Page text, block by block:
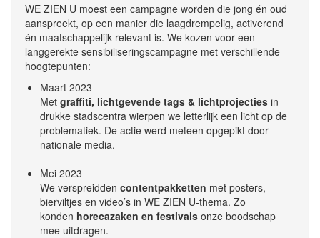
WE ZIEN U moest een campagne worden die jong én oud
aanspreekt, op een manier die laagdrempelig, activerend
én maatschappelijk relevant is. We kozen voor een
langgerekte sensibiliseringscampagne met verschillende
hoogtepunten:
Maart 2023
Met graffiti, lichtgevende tags & lichtprojecties in
drukke stadscentra wierpen we letterlijk een licht op de
problematiek. De actie werd meteen opgepikt door
nationale media.
Mei 2023
We verspreidden contentpakketten met posters,
bierviltjes en video’s in WE ZIEN U-thema. Zo
konden horecazaken en festivals onze boodschap
mee uitdragen.